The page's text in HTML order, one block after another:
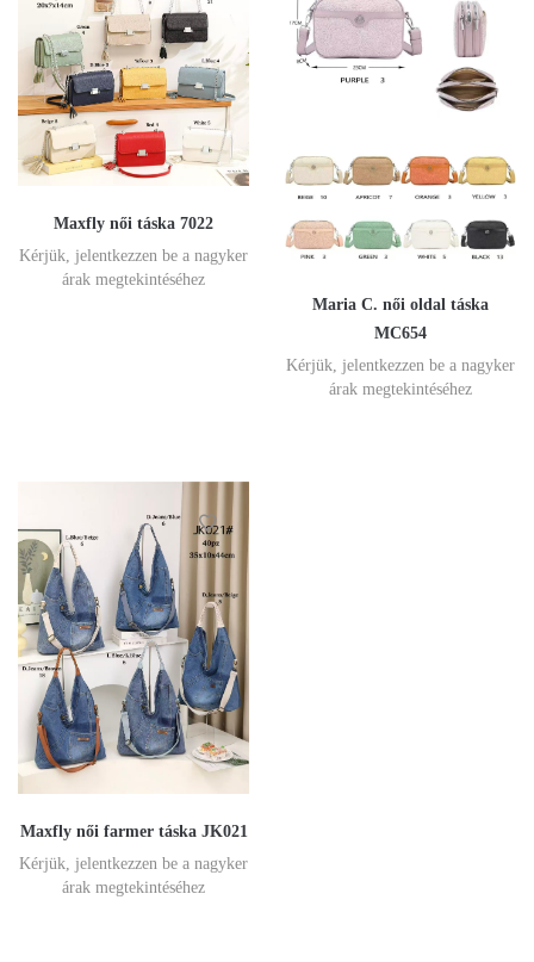
Maxfly női táska 7022
Kérjük, jelentkezzen be a nagyker
árak megtekintéséhez
Maria C. női oldal táska
MC654
Kérjük, jelentkezzen be a nagyker
árak megtekintéséhez
Maxfly női farmer táska JK021
Kérjük, jelentkezzen be a nagyker
árak megtekintéséhez